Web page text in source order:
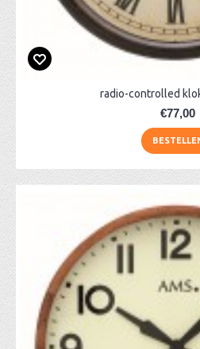
radio-controlled
€77,00